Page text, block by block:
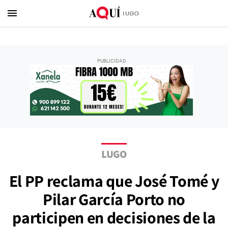
menu
LUGO
El PP reclama que José Tomé y
Pilar García Porto no
participen en decisiones de la